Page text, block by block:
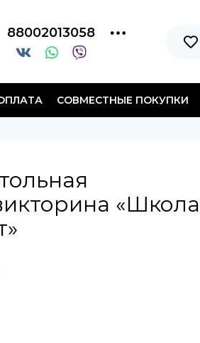
88002013058
СОВМЕСТНЫЕ ПОКУПКИ
«Школа